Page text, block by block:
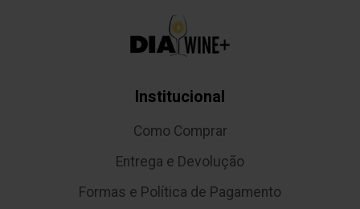
Institucional
Como Comprar
Entrega e Devolução
Formas e Política de Pagamento